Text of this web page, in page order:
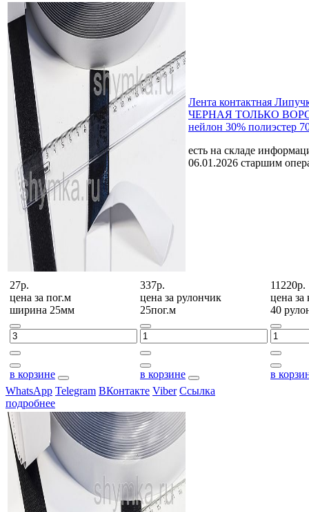
Лента контактная
ЧЕРНАЯ ТОЛЬКО ВОРС
нейлон 30% полиэстер
есть на складе
06.01.2026 старшим
27р.
цена за пог.м
ширина 25мм
в корзине
337р.
цена за рулончик
25пог.м
в корзине
11220р.
цена за
40
в
WhatsApp Telegram ВКонтакте Viber Ссылка
подробнее